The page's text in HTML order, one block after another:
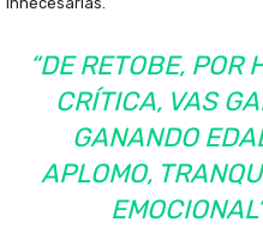
“DE RETOBE, POR
CRÍTICA, VAS
GANANDO
APLOMO,
EMOCIONAL”